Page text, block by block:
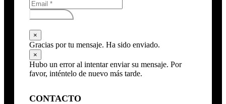
Subscribirse
×
Gracias por tu mensaje. Ha sido enviado.
×
Hubo un error al intentar enviar su mensaje. Por
favor, inténtelo de nuevo más tarde.
CONTACTO